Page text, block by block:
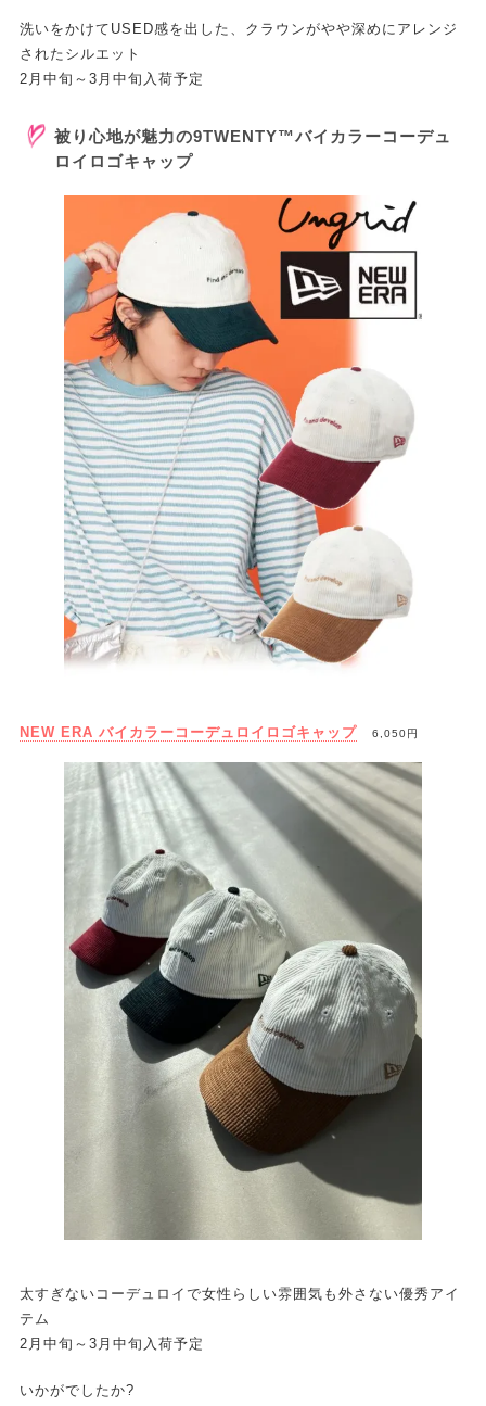
洗いをかけてUSED感を出した、クラウンがやや深めにアレンジ
されたシルエット
2月中旬～3月中旬入荷予定
被り心地が魅力の9TWENTY™バイカラーコーデュ
ロイロゴキャップ
NEW ERA バイカラーコーデュロイロゴキャップ 6,050円
太すぎないコーデュロイで女性らしい雰囲気も外さない優秀アイ
テム
2月中旬～3月中旬入荷予定
いかがでしたか?